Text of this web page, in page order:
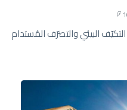
البيئي والتصرّف المُستدام